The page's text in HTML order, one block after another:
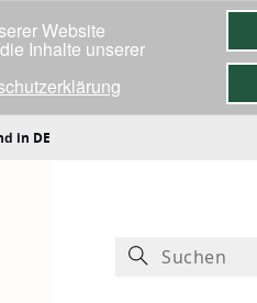
in DE
Website
Inhalte unserer